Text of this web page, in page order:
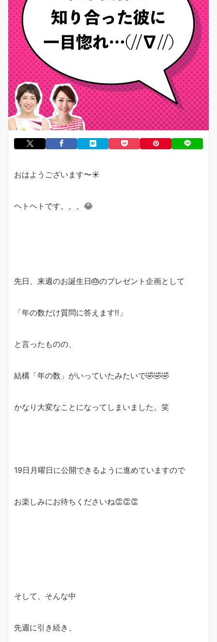
おはようございます〜☀️
ヘトヘトです。。。 😂
先日、来週のお誕生日🎂のプレゼント企画として
「年の数だけ質問に答えます‼️ 」
と言ったものの、
結構「年の数」がいっていたみたいで🤣🤣🤣
かなり大変なことになってしまいました。笑
19日月曜日に公開できるように進めていますので
お楽しみにお待ちくださいね👏👏👏
そして、そんな中
先週に引き続き、